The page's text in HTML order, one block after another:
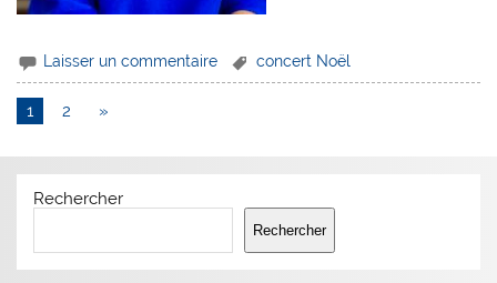
Laisser un commentaire concert Noël
1 2 »
Rechercher
Rechercher